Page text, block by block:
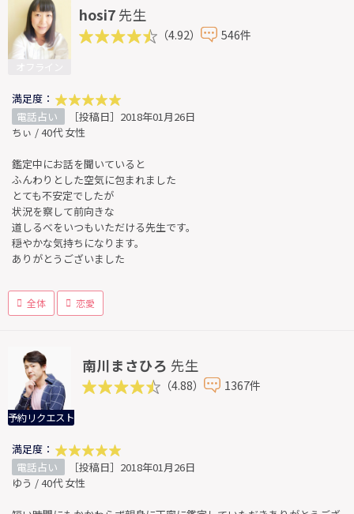
hosi7 先生
（4.92） 546件
満足度：
電話占い
［投稿日］2018年01月26日
ちぃ / 40代 女性
鑑定中にお話を聞いていると
ふんわりとした空気に包まれました
とても不安定でしたが
状況を察して前向きな
道しるべをいつもいただける先生です。
穏やかな気持ちになります。
ありがとうございました
全体 恋愛
予約リクエスト
南川まさひろ 先生
（4.88） 1367件
満足度：
電話占い
［投稿日］2018年01月26日
ゆう / 40代 女性